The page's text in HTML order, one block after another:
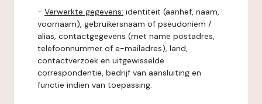
- Verwerkte gegevens: identiteit (aanhef, naam,
voornaam), gebruikersnaam of pseudoniem /
alias, contactgegevens (met name postadres,
telefoonnummer of e-mailadres), land,
contactverzoek en uitgewisselde
correspondentie, bedrijf van aansluiting en
functie indien van toepassing.